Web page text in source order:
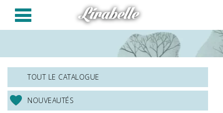
Panneau de gestion des cookies
Lirabelle
TOUT LE CATALOGUE
NOUVEAUTÉS